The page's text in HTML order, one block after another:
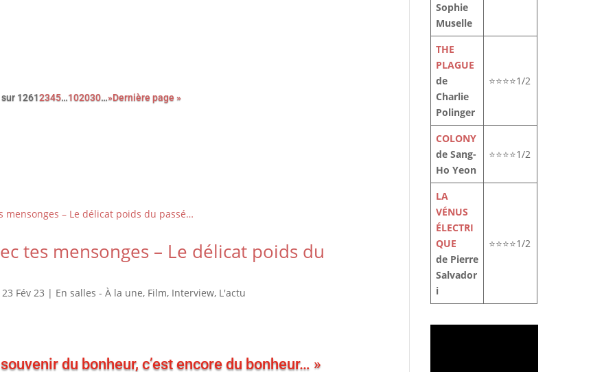
12612345…102030…»Dernière page »
tes mensonges – Le délicat poids du
23 Fév 23 | En salles - À la une, Film, Interview, L'actu
du bonheur, c’est encore du bonheur… »
Sophie
Muselle
THE
PLAGUE
de
Charlie
Polinger
⭐⭐⭐⭐1/2
COLONY
de Sang-
Ho Yeon
⭐⭐⭐⭐1/2
LA
VÉNUS
ÉLECTRI
QUE
de Pierre
Salvador
i
⭐⭐⭐⭐1/2